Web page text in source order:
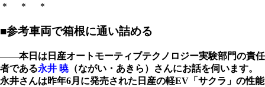
＊ ＊ ＊
■参考車両で箱根に通い詰める
――本日は日産オートモーティブテクノロジー実験部門の責任
者である永井 暁 （ながい・あきら）さんにお話を伺います。
永井さんは昨年6月に発売された日産の軽EV「サクラ」の性能